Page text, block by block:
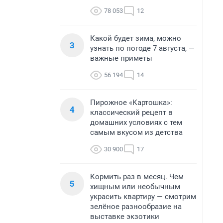
78 053 12
3
Какой будет зима, можно
узнать по погоде 7 августа, —
важные приметы
56 194 14
4
Пирожное «Картошка»:
классический рецепт в
домашних условиях с тем
самым вкусом из детства
30 900 17
5
Кормить раз в месяц. Чем
хищным или необычным
украсить квартиру — смотрим
зелёное разнообразие на
выставке экзотики